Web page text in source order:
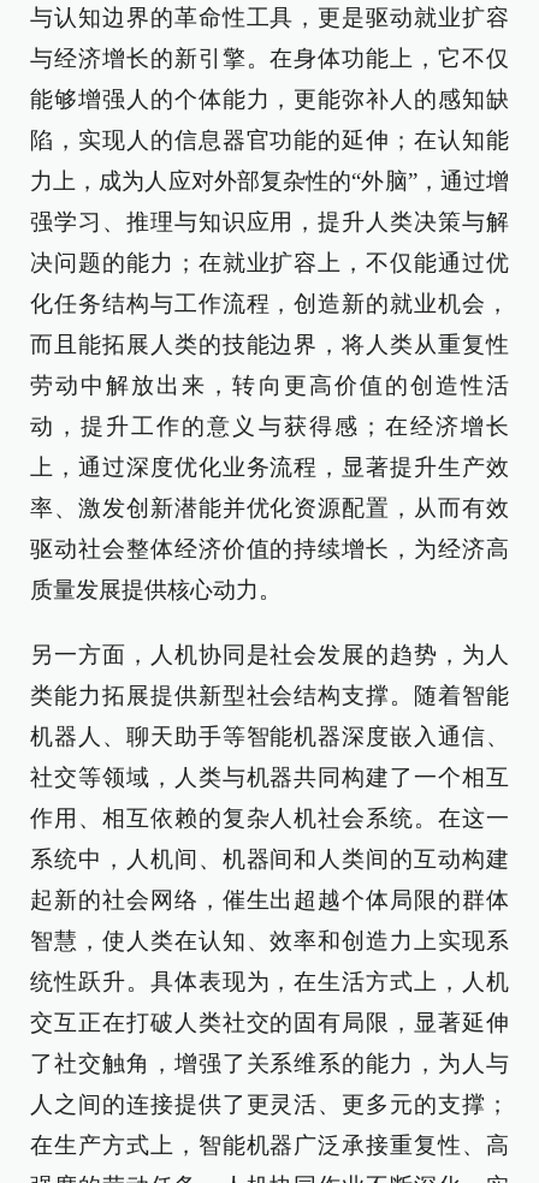
与认知边界的革命性工具，更是驱动就业扩容
与经济增长的新引擎。在身体功能上，它不仅
能够增强人的个体能力，更能弥补人的感知缺
陷，实现人的信息器官功能的延伸；在认知能
力上，成为人应对外部复杂性的“外脑”，通过增
强学习、推理与知识应用，提升人类决策与解
决问题的能力；在就业扩容上，不仅能通过优
化任务结构与工作流程，创造新的就业机会，
而且能拓展人类的技能边界，将人类从重复性
劳动中解放出来，转向更高价值的创造性活
动，提升工作的意义与获得感；在经济增长
上，通过深度优化业务流程，显著提升生产效
率、激发创新潜能并优化资源配置，从而有效
驱动社会整体经济价值的持续增长，为经济高
质量发展提供核心动力。
另一方面，人机协同是社会发展的趋势，为人
类能力拓展提供新型社会结构支撑。随着智能
机器人、聊天助手等智能机器深度嵌入通信、
社交等领域，人类与机器共同构建了一个相互
作用、相互依赖的复杂人机社会系统。在这一
系统中，人机间、机器间和人类间的互动构建
起新的社会网络，催生出超越个体局限的群体
智慧，使人类在认知、效率和创造力上实现系
统性跃升。具体表现为，在生活方式上，人机
交互正在打破人类社交的固有局限，显著延伸
了社交触角，增强了关系维系的能力，为人与
人之间的连接提供了更灵活、更多元的支撑；
在生产方式上，智能机器广泛承接重复性、高